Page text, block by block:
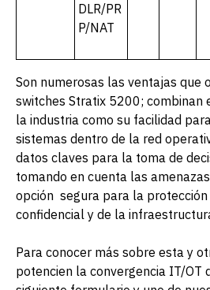
DLR/PR
P/NAT
Son numerosas las ventajas que
switches Stratix 5200; combinan
la industria como su facilidad
sistemas dentro de la red
datos claves para la toma de
tomando en cuenta las
opción segura para la
confidencial y de la
Para conocer más sobre esta y
potencien la convergencia IT/OT